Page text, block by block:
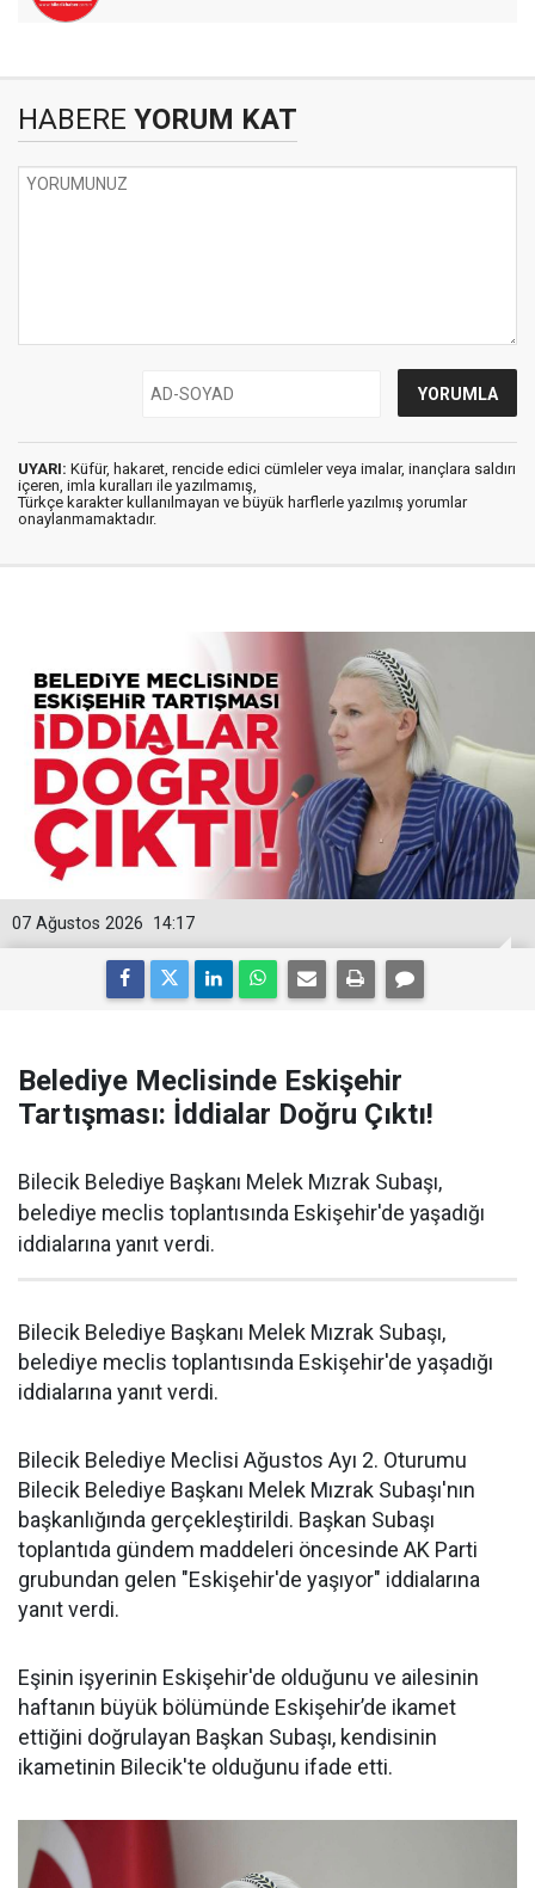
HABERE YORUM KAT
UYARI: Küfür, hakaret, rencide edici cümleler veya imalar, inançlara saldırı
içeren, imla kuralları ile yazılmamış,
Türkçe karakter kullanılmayan ve büyük harflerle yazılmış yorumlar
onaylanmamaktadır.
14:17
07 Ağustos 2026
Belediye Meclisinde Eskişehir
Tartışması: İddialar Doğru Çıktı!
Bilecik Belediye Başkanı Melek Mızrak Subaşı,
belediye meclis toplantısında Eskişehir'de yaşadığı
iddialarına yanıt verdi.
Bilecik Belediye Başkanı Melek Mızrak Subaşı,
belediye meclis toplantısında Eskişehir'de yaşadığı
iddialarına yanıt verdi.
Bilecik Belediye Meclisi Ağustos Ayı 2. Oturumu
Bilecik Belediye Başkanı Melek Mızrak Subaşı'nın
başkanlığında gerçekleştirildi. Başkan Subaşı
toplantıda gündem maddeleri öncesinde AK Parti
grubundan gelen "Eskişehir'de yaşıyor" iddialarına
yanıt verdi.
Eşinin işyerinin Eskişehir'de olduğunu ve ailesinin
haftanın büyük bölümünde Eskişehir’de ikamet
ettiğini doğrulayan Başkan Subaşı, kendisinin
ikametinin Bilecik'te olduğunu ifade etti.